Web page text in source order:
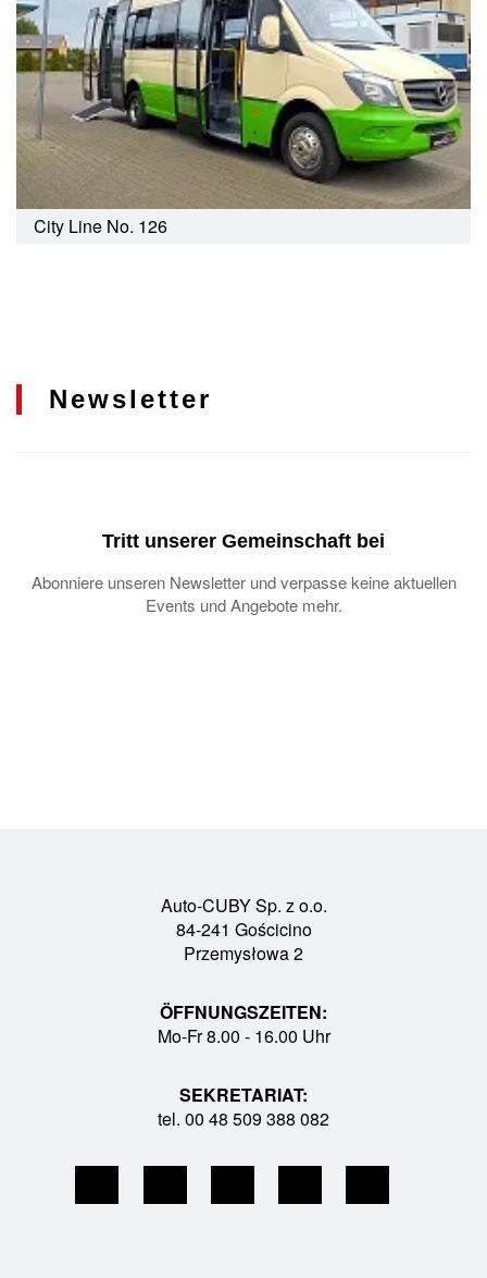
City Line No. 126
Newsletter
Tritt unserer Gemeinschaft bei
Abonniere unseren Newsletter und verpasse keine aktuellen
Events und Angebote mehr.
Auto-CUBY Sp. z o.o.
84-241 Gościcino
Przemysłowa 2
ÖFFNUNGSZEITEN:
Mo-Fr 8.00 - 16.00 Uhr
SEKRETARIAT:
tel. 00 48 509 388 082